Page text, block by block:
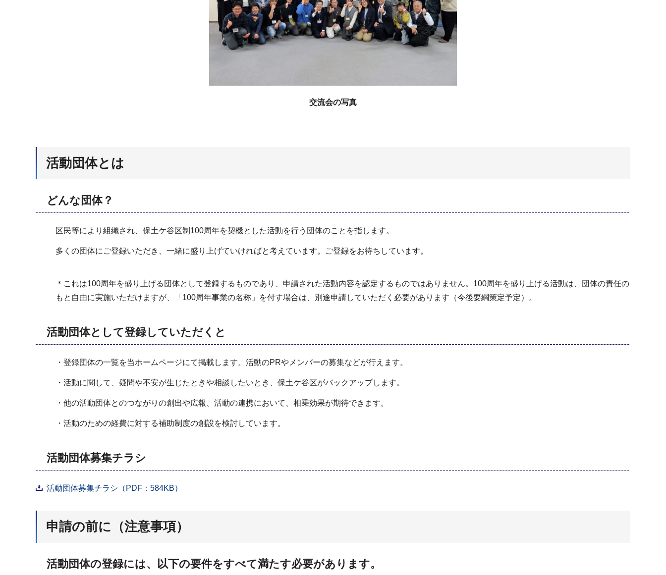
交流会の写真
活動団体とは
どんな団体？
区民等により組織され、保土ケ谷区制100周年を契機とした活動を行う団体のことを指します。
多くの団体にご登録いただき、一緒に盛り上げていければと考えています。ご登録をお待ちしています。
＊これは100周年を盛り上げる団体として登録するものであり、申請された活動内容を認定するものではありません。100周年を盛り上げる活動は、団体の責任の
もと自由に実施いただけますが、「100周年事業の名称」を付す場合は、別途申請していただく必要があります（今後要綱策定予定）。
活動団体として登録していただくと
・登録団体の一覧を当ホームページにて掲載します。活動のPRやメンバーの募集などが行えます。
・活動に関して、疑問や不安が生じたときや相談したいとき、保土ケ谷区がバックアップします。
・他の活動団体とのつながりの創出や広報、活動の連携において、相乗効果が期待できます。
・活動のための経費に対する補助制度の創設を検討しています。
活動団体募集チラシ
活動団体募集チラシ（PDF：584KB）
申請の前に（注意事項）
活動団体の登録には、以下の要件をすべて満たす必要があります。